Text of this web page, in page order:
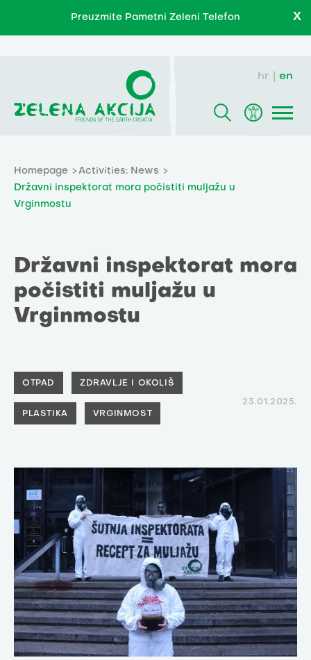
Preuzmite Pametni Zeleni Telefon X
hr en
Homepage
Activities: News
Državni inspektorat mora počistiti muljažu u
Vrginmostu
Državni inspektorat mora
počistiti muljažu u
Vrginmostu
OTPAD ZDRAVLJE I OKOLIŠ
PLASTIKA VRGINMOST
23.01.2025.